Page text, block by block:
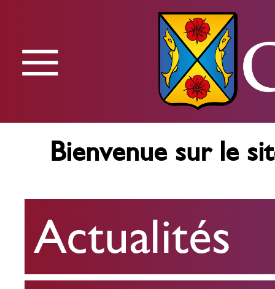
Menu
Actualités
Agenda
≡
Bienvenue sur le
Actualités